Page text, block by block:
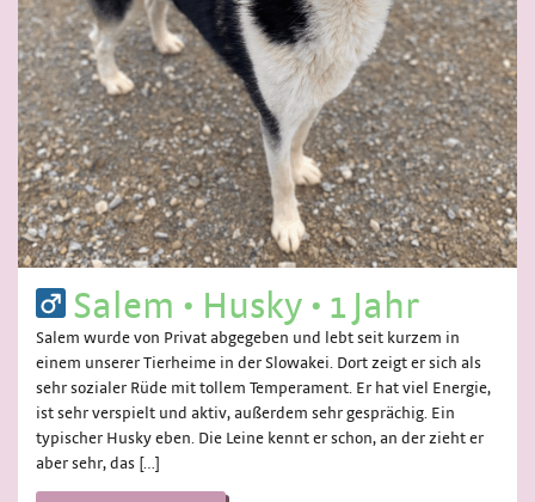
Salem • Husky • 1 Jahr
Salem wurde von Privat abgegeben und lebt seit kurzem in
einem unserer Tierheime in der Slowakei. Dort zeigt er sich als
sehr sozialer Rüde mit tollem Temperament. Er hat viel Energie,
ist sehr verspielt und aktiv, außerdem sehr gesprächig. Ein
typischer Husky eben. Die Leine kennt er schon, an der zieht er
aber sehr, das […]